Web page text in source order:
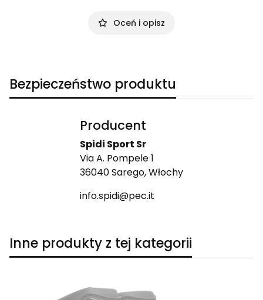
Oceń i opisz
Bezpieczeństwo produktu
Producent
Spidi Sport Sr
Via A. Pompele 1
36040 Sarego, Włochy
info.spidi@pec.it
Inne produkty z tej kategorii